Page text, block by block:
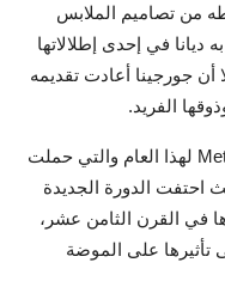
من تصاميم الملابس
ديانا في إحدى إطلالاتها
أن جورجينا أعادت تقديمه
الفريد.
وتأتي هذه الإطلالة تماشيًا مع ثيمة Met Gala لهذا العام والتي حملت
احتفت الدورة الجديدة
في القرن الثامن عشر،
تأثيرها على الموضة